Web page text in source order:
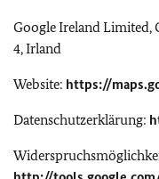
Google Ireland Limited,
4, Irland
Website: https://
Datenschutzerklärung: